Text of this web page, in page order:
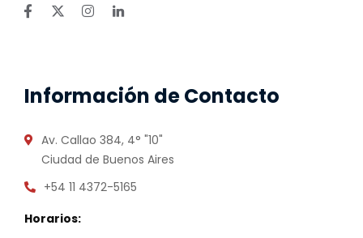
Información de Contacto
Av. Callao 384, 4° "10"
Ciudad de Buenos Aires
+54 11 4372-5165
Horarios: